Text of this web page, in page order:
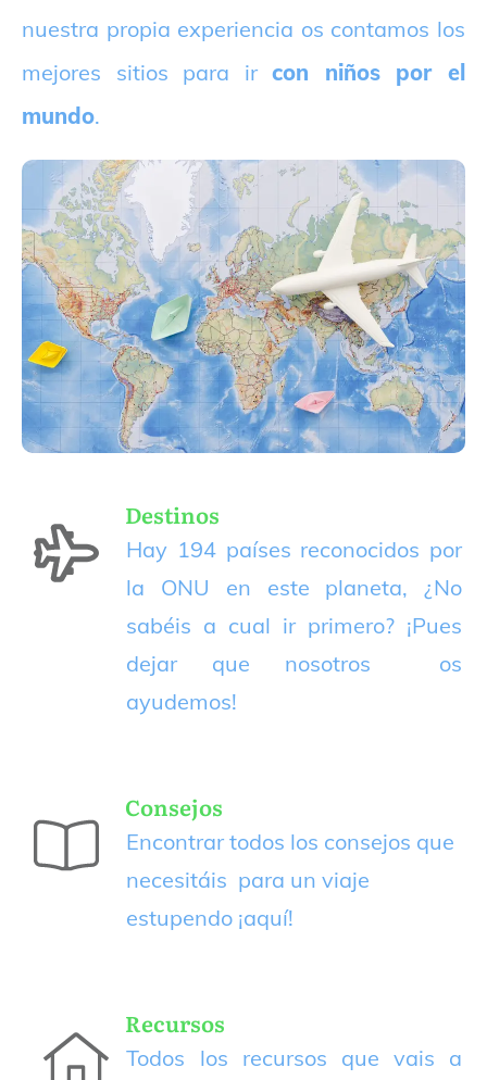
nuestra propia experiencia os contamos los
mejores sitios para ircon niños por el
mundo.
Destinos
Hay 194 países reconocidos por
la ONU en este planeta, ¿No
sabéis a cual ir primero? ¡Pues
dejar que nosotros os
ayudemos!
Consejos
Encontrar todos los consejos que
necesitáis para un viaje
estupendo ¡aquí!
Recursos
Todos los recursos que vais a